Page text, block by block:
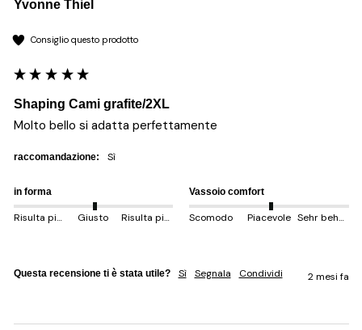
Yvonne Thiel
Consiglio questo prodotto
Shaping Cami grafite/2XL
Molto bello si adatta perfettamente
raccomandazione: sì
in forma
Risulta più piccolo Giusto Risulta più grande
Vassoio comfort
Scomodo Piacevole Sehr behem
Questa recensione ti è stata utile? Sì Segnala Condividi 2 mesi fa